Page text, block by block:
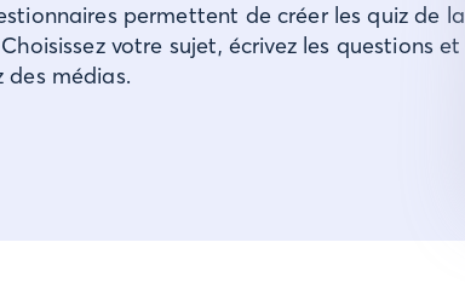
permettent de créer les quiz de la
votre sujet, écrivez les questions et
des médias.